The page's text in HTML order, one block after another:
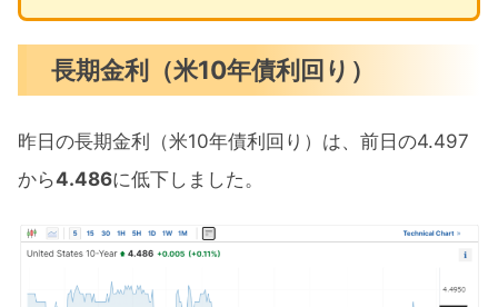
長期金利（米10年債利回り）
昨日の長期金利（米10年債利回り）は、前日の4.497
から4.486に低下しました。